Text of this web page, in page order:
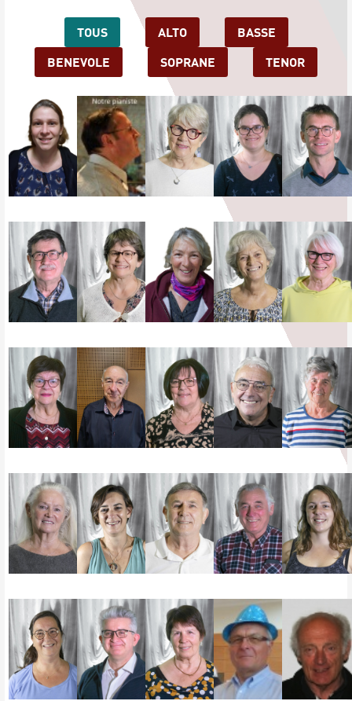
TOUS ALTO
BASSE
BENEVOLE
SOPRANE TENOR